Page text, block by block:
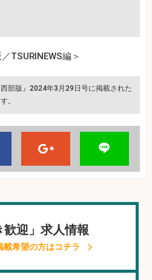
TSURINEWS編＞
部版』2024年3月29日号に掲載された
。
歓迎」求人情報
載希望の方はコチラ